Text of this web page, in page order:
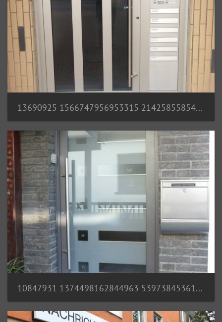
13690925 1566747956953315 2142585585441988980 o
10847931 1374498162844963 539738453611248717 n